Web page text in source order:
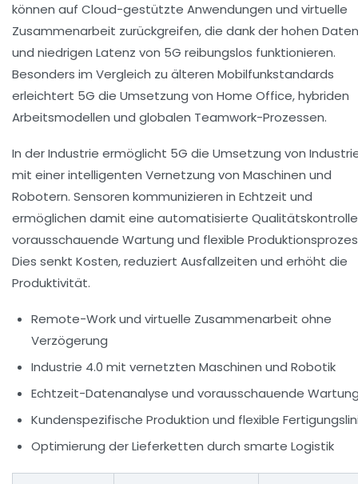
können auf Cloud-gestützte Anwendungen und virtuelle
Zusammenarbeit zurückgreifen, die dank der hohen
und niedrigen Latenz von 5G reibungslos funktionieren.
Besonders im Vergleich zu älteren Mobilfunkstandards
erleichtert 5G die Umsetzung von Home Office, hybriden
Arbeitsmodellen und globalen Teamwork-Prozessen.
In der Industrie ermöglicht 5G die Umsetzung von
mit einer intelligenten Vernetzung von Maschinen und
Robotern. Sensoren kommunizieren in Echtzeit und
ermöglichen damit eine automatisierte
vorausschauende Wartung und flexible
Dies senkt Kosten, reduziert Ausfallzeiten und erhöht die
Produktivität.
Remote-Work und virtuelle Zusammenarbeit ohne
Verzögerung
Industrie 4.0 mit vernetzten Maschinen und Robotik
Echtzeit-Datenanalyse und vorausschauende
Kundenspezifische Produktion und flexible
Optimierung der Lieferketten durch smarte Logistik